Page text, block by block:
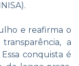
e reafirma o
a
conquista é